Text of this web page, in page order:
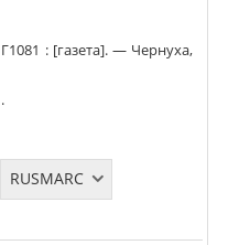
Г1081 : [газета]. —Чернуха,
.
RUSMARC